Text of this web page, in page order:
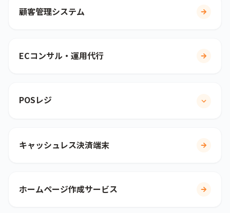
顧客管理システム
ECコンサル・運用代行
POSレジ
キャッシュレス決済端末
ホームページ作成サービス